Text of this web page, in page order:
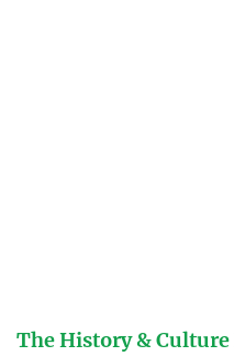
The History & Culture